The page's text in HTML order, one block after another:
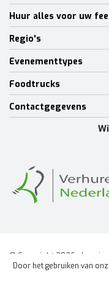
Huur alles voor uw
Regio's
Evenementtypes
Foodtrucks
Contactgegevens
© Copyright 2026 -
Algemene voorwaarden|
Door het gebruiken van